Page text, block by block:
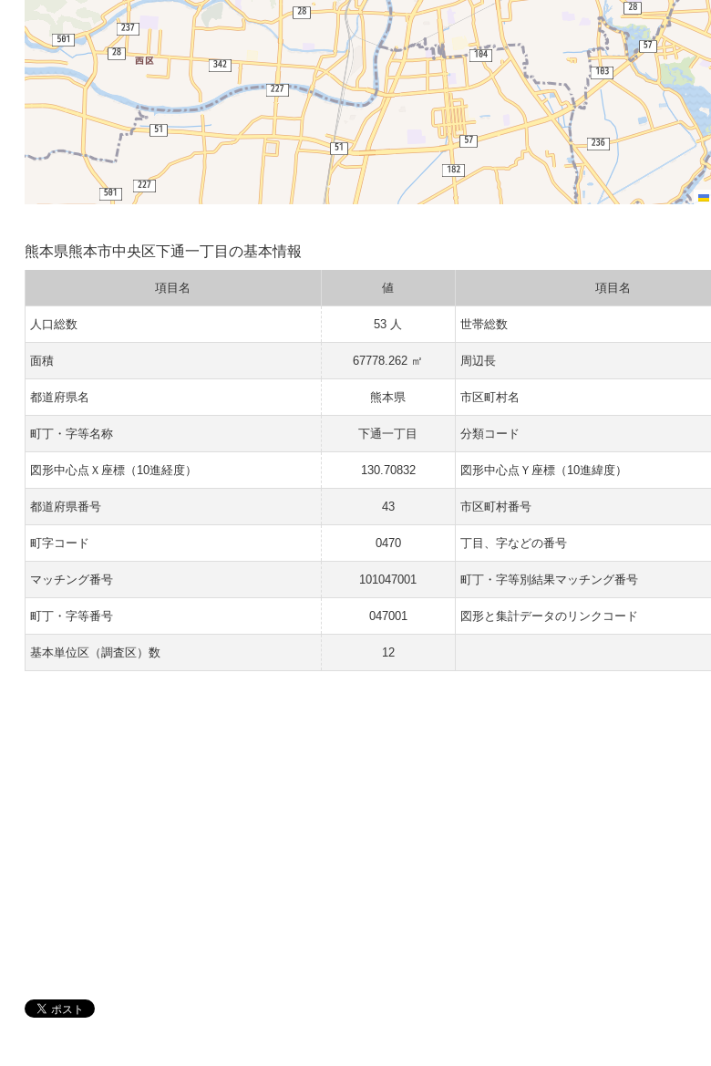
熊本県熊本市中央区下通一丁目の基本情報
項目名 値 項目名
人口総数 53 人 世帯総数
面積 67778.262 ㎡ 周辺長
都道府県名 熊本県 市区町村名
町丁・字等名称 下通一丁目 分類コード
図形中心点Ｘ座標（10進経度） 130.70832 図形中心点Ｙ座標（10進緯度）
都道府県番号 43 市区町村番号
町字コード 0470 丁目、字などの番号
マッチング番号 101047001 町丁・字等別結果マッチング番号
町丁・字等番号 047001 図形と集計データのリンクコード
基本単位区（調査区）数 12